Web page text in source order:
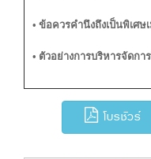
• ข้อควรคำนึงถึงเป็นพิเศ
• ตัวอย่างการบริหารจัดก
โบรชัวร์